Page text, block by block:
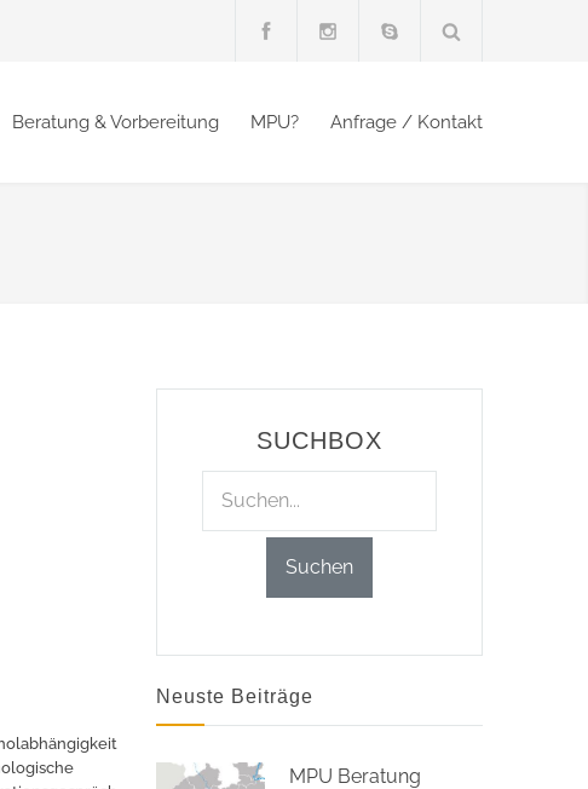
Beratung & Vorbereitung MPU? Anfrage / Kontakt
SUCHBOX
Neuste Beiträge
MPU Beratung